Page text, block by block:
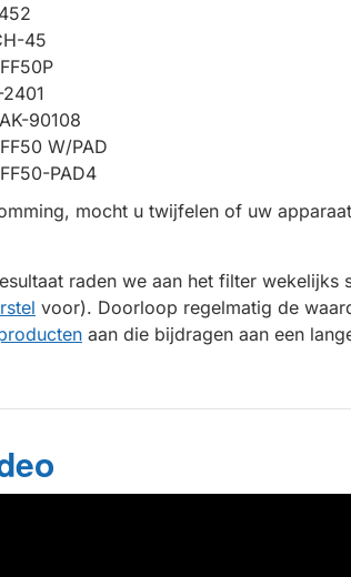
45
90108
W/PAD
PAD4
mocht u twijfelen of uw
raden we aan het filter
voor). Doorloop regelmatig de
aan die bijdragen aan een